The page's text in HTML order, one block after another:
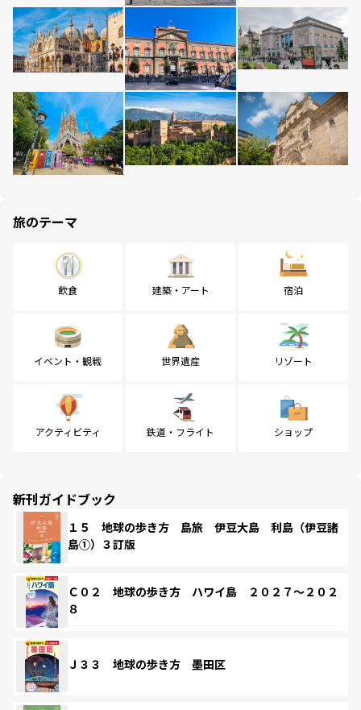
旅のテーマ
飲食 建築・アート 宿泊
イベント・観戦 世界遺産 リゾート
アクティビティ 鉄道・フライト ショップ
新刊ガイドブック
１５ 地球の歩き方 島旅 伊豆大島 利島（伊豆諸
島①）３訂版
Ｃ０２ 地球の歩き方 ハワイ島 ２０２７～２０２
８
Ｊ３３ 地球の歩き方 墨田区